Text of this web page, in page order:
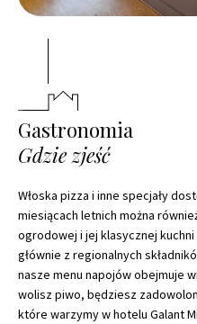
Gastronomia
Gdzie zjeść
Włoska pizza i inne specjały
miesiącach letnich można
ogrodowej i jej klasycznej
głównie z regionalnych
nasze menu napojów obejmuje
wolisz piwo, będziesz
które warzymy w hotelu Galant